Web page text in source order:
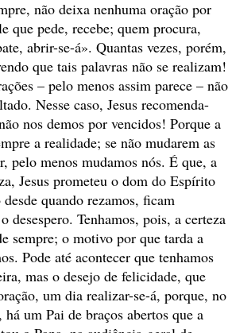
não deixa nenhuma oração por
que pede, recebe; quem procura,
abrir-se-á». Quantas vezes, porém,
que tais palavras não se realizam!
– pelo menos assim parece – não
Nesse caso, Jesus recomenda-
nos demos por vencidos! Porque a
a realidade; se não mudarem as
pelo menos mudamos nós. É que, a
Jesus prometeu o dom do Espírito
quando rezamos, ficam
desespero. Tenhamos, pois, a certeza
sempre; o motivo por que tarda a
Pode até acontecer que tenhamos
mas o desejo de felicidade, que
um dia realizar-se-á, porque, no
há um Pai de braços abertos que a